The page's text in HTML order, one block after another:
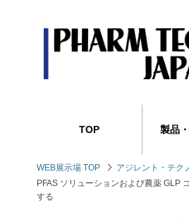
TOP 製品
WEB展示場 TOP
アジレント・テク
PFAS ソリューションおよび農薬
する